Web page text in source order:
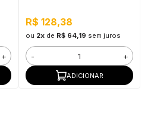
+
R$ 128,38
ou 2xde R$ 64,19 sem juros
- +
ADICIONAR